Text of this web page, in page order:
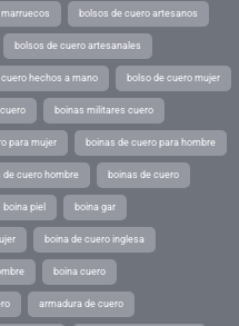
bolsos de cuero artesanos
bolsos de cuero artesanales
hechos a mano bolso de cuero mujer
boinas militares cuero
para mujer boinas de cuero para hombre
de cuero hombre boinas de cuero
boina piel boina gar
boina de cuero inglesa
boina cuero
armadura de cuero